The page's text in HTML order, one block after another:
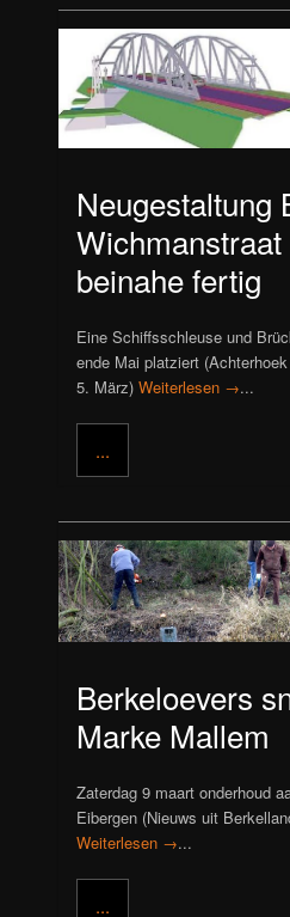
Neugestaltung
beinahe fertig
Eine Schiffsschleuse und
ende Mai platziert
5. März)Weiterlesen →...
...
Berkeloevers
Marke Mallem
Zaterdag 9 maart onderhoud
Eibergen (Nieuws uit
Weiterlesen →...
...